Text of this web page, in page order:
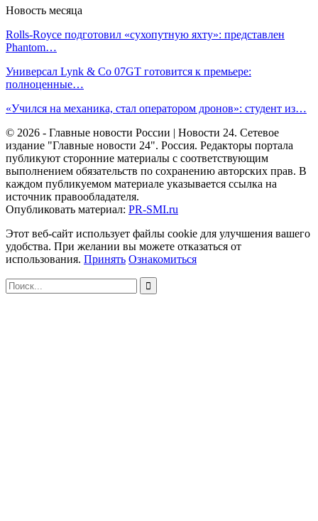
Новость месяца
Rolls-Royce подготовил «сухопутную яхту»: представлен
Phantom…
Универсал Lynk & Co 07GT готовится к премьере:
полноценные…
«Учился на механика, стал оператором дронов»: студент из…
© 2026 - Главные новости России | Новости 24. Сетевое
издание "Главные новости 24". Россия. Редакторы портала
публикуют сторонние материалы с соответствующим
выполнением обязательств по сохранению авторских прав. В
каждом публикуемом материале указывается ссылка на
источник правообладателя.
Опубликовать материал: PR-SMI.ru
Этот веб-сайт использует файлы cookie для улучшения вашего
удобства. При желании вы можете отказаться от
использования. Принять Ознакомиться